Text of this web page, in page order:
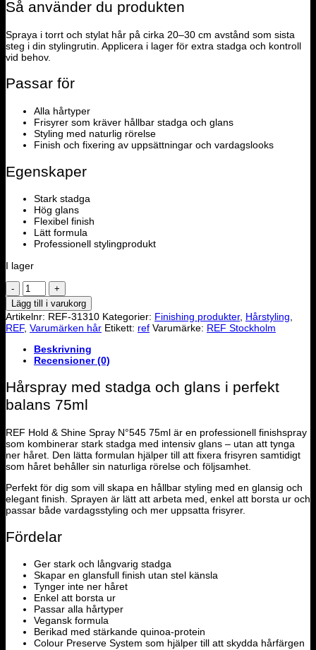
Så använder du produkten
Spraya i torrt och stylat hår på cirka 20–30 cm avstånd som sista
steg i din stylingrutin. Applicera i lager för extra stadga och kontroll
vid behov.
Passar för
Alla hårtyper
Frisyrer som kräver hållbar stadga och glans
Styling med naturlig rörelse
Finish och fixering av uppsättningar och vardagslooks
Egenskaper
Stark stadga
Hög glans
Flexibel finish
Lätt formula
Professionell stylingprodukt
I lager
Hold
&
Shine
Spray
75ml
Lägg till i varukorg
Artikelnr: REF-31310 Kategorier: Finishing produkter, Hårstyling
REF, Varumärken hår Etikett: ref Varumärke: REF Stockholm
Beskrivning
Recensioner (0)
Hårspray med stadga och glans i perfekt
balans 75ml
REF Hold & Shine Spray N°545 75ml är en professionell finishspray
som kombinerar stark stadga med intensiv glans – utan att tynga
ner håret. Den lätta formulan hjälper till att fixera frisyren samtidigt
som håret behåller sin naturliga rörelse och följsamhet.
Perfekt för dig som vill skapa en hållbar styling med en glansig och
elegant finish. Sprayen är lätt att arbeta med, enkel att borsta ur och
passar både vardagsstyling och mer uppsatta frisyrer.
Fördelar
Ger stark och långvarig stadga
Skapar en glansfull finish utan stel känsla
Tynger inte ner håret
Enkel att borsta ur
Passar alla hårtyper
Vegansk formula
Berikad med stärkande quinoa-protein
Colour Preserve System som hjälper till att skydda hårfärgen